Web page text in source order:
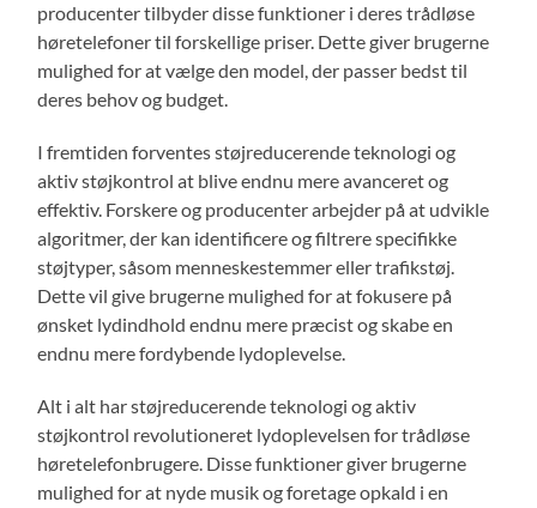
producenter tilbyder disse funktioner i deres trådløse
høretelefoner til forskellige priser. Dette giver brugerne
mulighed for at vælge den model, der passer bedst til
deres behov og budget.
I fremtiden forventes støjreducerende teknologi og
aktiv støjkontrol at blive endnu mere avanceret og
effektiv. Forskere og producenter arbejder på at udvikle
algoritmer, der kan identificere og filtrere specifikke
støjtyper, såsom menneskestemmer eller trafikstøj.
Dette vil give brugerne mulighed for at fokusere på
ønsket lydindhold endnu mere præcist og skabe en
endnu mere fordybende lydoplevelse.
Alt i alt har støjreducerende teknologi og aktiv
støjkontrol revolutioneret lydoplevelsen for trådløse
høretelefonbrugere. Disse funktioner giver brugerne
mulighed for at nyde musik og foretage opkald i en